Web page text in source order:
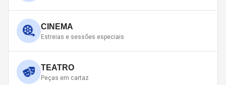
CINEMA
Estreias e sessões especiais
TEATRO
Peças em cartaz